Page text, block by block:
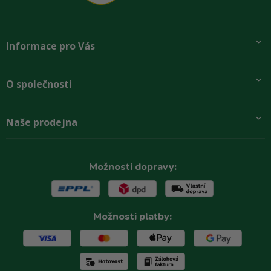
Informace pro Vás
Doprava a platby
Rady zákazníkům
O společnosti
O firmě
Naše prodejna
Možnosti dopravy:
Možnosti platby: